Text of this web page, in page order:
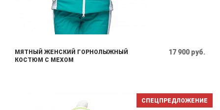
МЯТНЫЙ ЖЕНСКИЙ ГОРНОЛЫЖНЫЙ
КОСТЮМ С МЕХОМ
17 900 руб.
СПЕЦПРЕДЛОЖЕНИЕ